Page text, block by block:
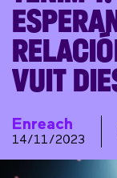
VUIT
Enreach
14/11/2023